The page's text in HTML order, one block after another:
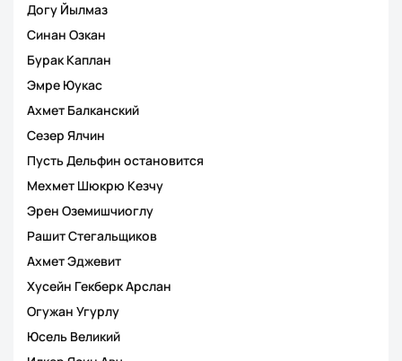
Догу Йылмаз
Синан Озкан
Бурак Каплан
Эмре Юукас
Ахмет Балканский
Сезер Ялчин
Пусть Дельфин остановится
Мехмет Шюкрю Кезчу
Эрен Оземишчиоглу
Рашит Стегальщиков
Ахмет Эджевит
Хусейн Гекберк Арслан
Огужан Угурлу
Юсель Великий